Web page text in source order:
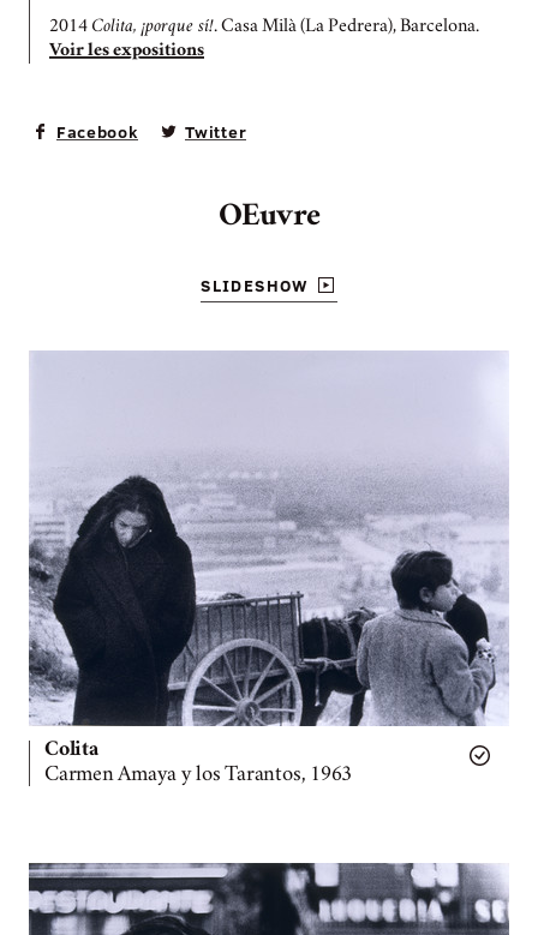
2014 Colita, ¡porque sí!. Casa Milà (La Pedrera), Barcelona.
Voir les expositions
Facebook Twitter
OEuvre
SLIDESHOW
Colita
Carmen Amaya y los Tarantos, 1963